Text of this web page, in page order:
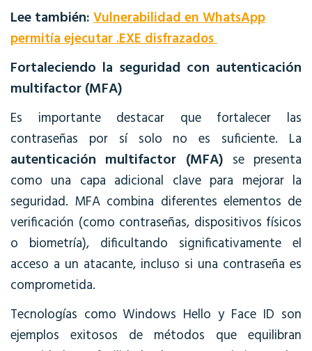
Lee también: Vulnerabilidad en WhatsApp
permitía ejecutar .EXE disfrazados
Fortaleciendo la seguridad con autenticación
multifactor (MFA)
Es importante destacar que fortalecer las
contraseñas por sí solo no es suficiente. La
autenticación multifactor (MFA) se presenta
como una capa adicional clave para mejorar la
seguridad. MFA combina diferentes elementos de
verificación (como contraseñas, dispositivos físicos
o biometría), dificultando significativamente el
acceso a un atacante, incluso si una contraseña es
comprometida.
Tecnologías como Windows Hello y Face ID son
ejemplos exitosos de métodos que equilibran